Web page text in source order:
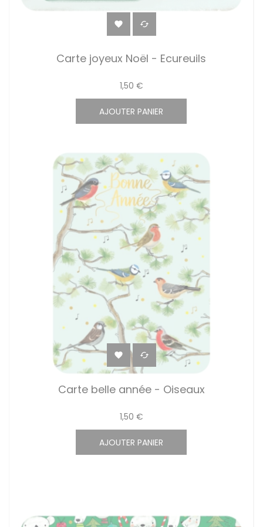
 
Carte joyeux Noël - Ecureuils
1,50 €
AJOUTER PANIER
 
Carte belle année - Oiseaux
1,50 €
AJOUTER PANIER